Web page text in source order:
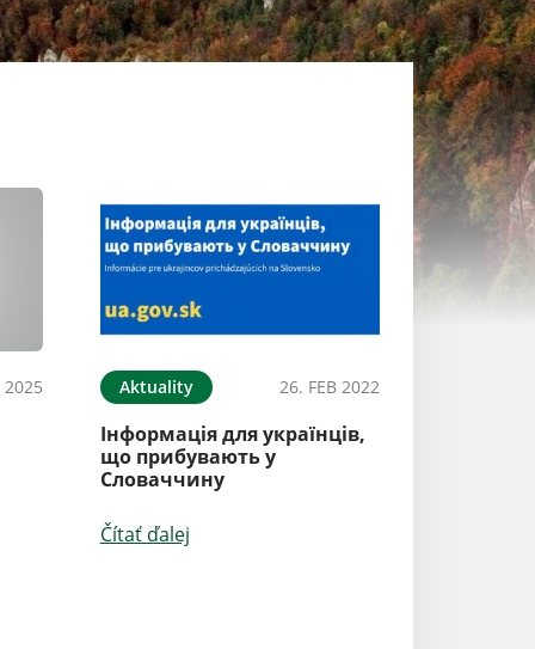
2025 Aktuality 26. FEB 2022
Інформація для українців,
що прибувають у
Словаччину
Čítať ďalej